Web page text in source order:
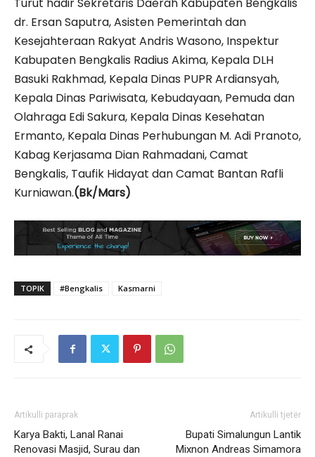
dr. Ersan Saputra, Asisten Pemerintah dan
Kesejahteraan Rakyat Andris Wasono, Inspektur
Kabupaten Bengkalis Radius Akima, Kepala DLH
Basuki Rakhmad, Kepala Dinas PUPR Ardiansyah,
Kepala Dinas Pariwisata, Kebudayaan, Pemuda dan
Olahraga Edi Sakura, Kepala Dinas Kesehatan
Ermanto, Kepala Dinas Perhubungan M. Adi Pranoto,
Kabag Kerjasama Dian Rahmadani, Camat
Bengkalis, Taufik Hidayat dan Camat Bantan Rafli
Kurniawan.(Bk/Mars)
TOPIK #Bengkalis Kasmarni
Artikulli paraprak
Karya Bakti, Lanal Ranai
Renovasi Masjid, Surau dan
Artikulli tjetër
Bupati Simalungun Lantik
Mixnon Andreas Simamora